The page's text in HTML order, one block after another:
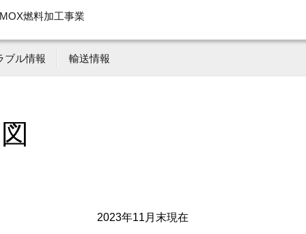
MOX燃料加工事業
ブル情報 輸送情報
2023年11月末現在